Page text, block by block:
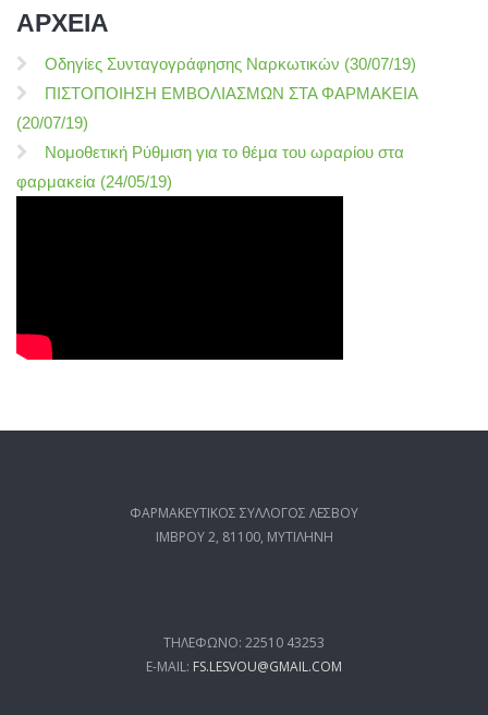
ΑΡΧΕΙΑ
Οδηγίες Συνταγογράφησης Ναρκωτικών (30/07/19)
ΠΙΣΤΟΠΟΙΗΣΗ ΕΜΒΟΛΙΑΣΜΩΝ ΣΤΑ ΦΑΡΜΑΚΕΙΑ
(20/07/19)
Νομοθετική Ρύθμιση για το θέμα του ωραρίου στα
φαρμακεία (24/05/19)
ΦΑΡΜΑΚΕΥΤΙΚΟΣ ΣΥΛΛΟΓΟΣ ΛΕΣΒΟΥ
ΙΜΒΡΟΥ 2, 81100, ΜΥΤΙΛΗΝΗ
ΤΗΛΕΦΩΝΟ: 22510 43253
E-MAIL: FS.LESVOU@GMAIL.COM